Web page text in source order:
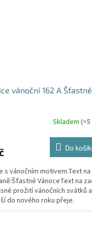
vánoční 162 A Šťastné
Skladem
Do
s vánočním motivem.Text na
VánoceText na
prožití vánočních svátků a
do nového roku přeje.